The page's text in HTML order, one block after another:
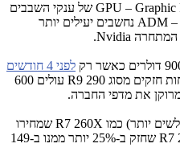
GPU – Graphic של ענקי השבבים
ADM – נחשבים יעילים יותר
המתחרה Nvidia
.
לפני 4 חודשים
חזקים מסוג R9 290
עולים 600
יש כרטיסי GPU זולים יותר (כמובן חלשים יותר) כמו R7 260X שמחירו
ירד ב-20 דולרים ל-119 דולרים ו-R7 265 שחזק ב-25% יותר ממנו ב-149